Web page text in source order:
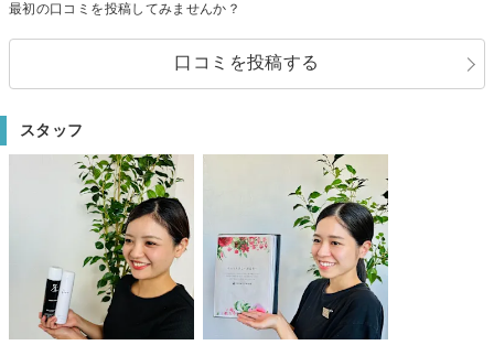
しております。
最初の口コミを投稿してみませんか？
口コミを投稿する
スタッフ